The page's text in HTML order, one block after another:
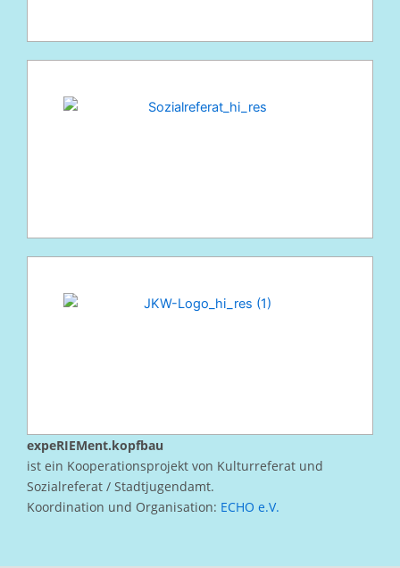
expeRIEMent.kopfbau
ist ein Kooperationsprojekt von Kulturreferat und
Sozialreferat / Stadtjugendamt.
Koordination und Organisation: ECHO e.V.